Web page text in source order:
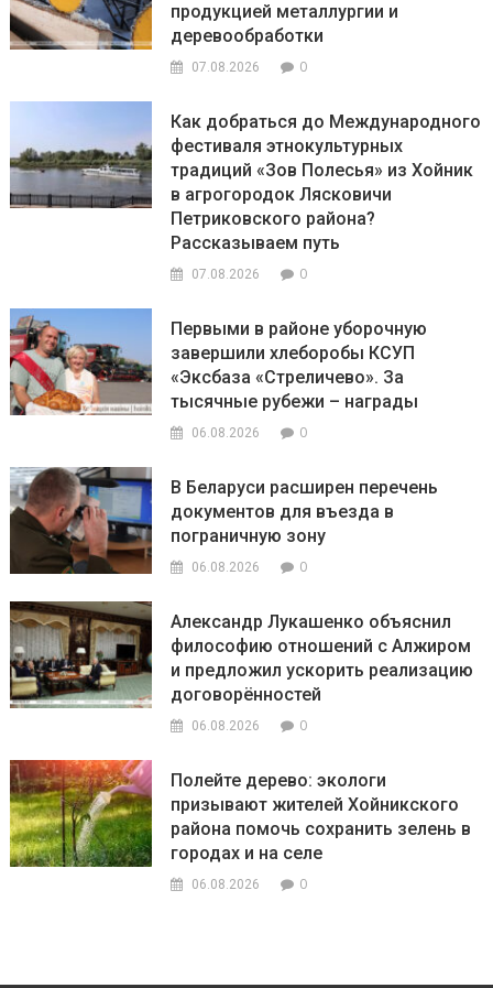
продукцией металлургии и
деревообработки
07.08.2026 0
Как добраться до Международного
фестиваля этнокультурных
традиций «Зов Полесья» из Хойник
в агрогородок Лясковичи
Петриковского района?
Рассказываем путь
07.08.2026 0
Первыми в районе уборочную
завершили хлеборобы КСУП
«Эксбаза «Стреличево». За
тысячные рубежи – награды
06.08.2026 0
В Беларуси расширен перечень
документов для въезда в
пограничную зону
06.08.2026 0
Александр Лукашенко объяснил
философию отношений с Алжиром
и предложил ускорить реализацию
договорённостей
06.08.2026 0
Полейте дерево: экологи
призывают жителей Хойникского
района помочь сохранить зелень в
городах и на селе
06.08.2026 0